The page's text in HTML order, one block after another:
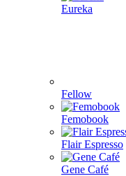
Eureka
Fellow
Femobook
Flair Espresso
Gene Café